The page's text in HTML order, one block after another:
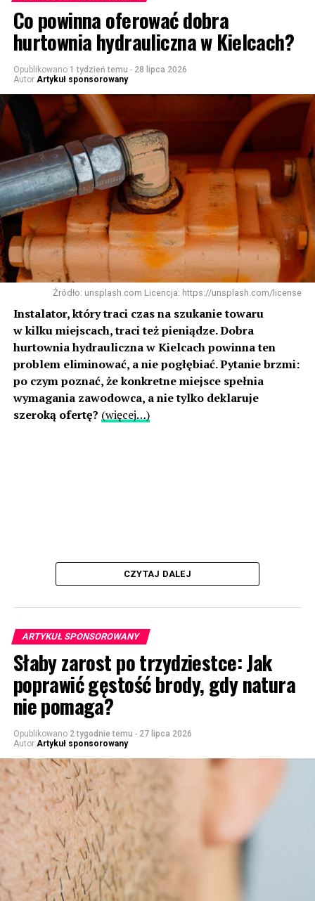
Co powinna oferować dobra
hurtownia hydrauliczna w Kielcach?
Opublikowano 1 tydzień temu - 28 lipca 2026
Autor Artykuł sponsorowany
Źródło: unsplash.com Licencja: https://unsplash.com/license
Instalator, który traci czas na szukanie towaru
w kilku miejscach, traci też pieniądze. Dobra
hurtownia hydrauliczna w Kielcach powinna ten
problem eliminować, a nie pogłębiać. Pytanie brzmi:
po czym poznać, że konkretne miejsce spełnia
wymagania zawodowca, a nie tylko deklaruje
szeroką ofertę? (więcej…)
CZYTAJ DALEJ
ARTYKUŁ SPONSOROWANY
Słaby zarost po trzydziestce: Jak
poprawić gęstość brody, gdy natura
nie pomaga?
Opublikowano 2 tygodnie temu - 27 lipca 2026
Autor Artykuł sponsorowany